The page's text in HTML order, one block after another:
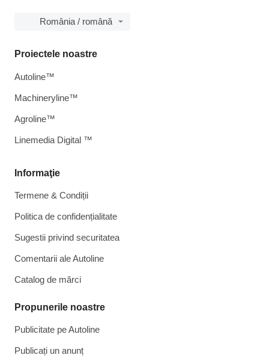
România / română
Informaţie
Termene & Condiții
Politica de confidențialitate
Sugestii privind securitatea
Comentarii ale Autoline
Catalog de mărcі
Propunerile noastre
Publicitate pe Autoline
Publicați un anunț
Proiectele noastre
Autoline™
Machineryline™
Agroline™
Linemedia Digital ™